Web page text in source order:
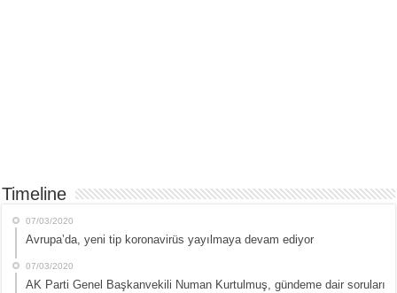
Timeline
07/03/2020
Avrupa’da, yeni tip koronavirüs yayılmaya devam ediyor
07/03/2020
AK Parti Genel Başkanvekili Numan Kurtulmuş, gündeme dair soruları